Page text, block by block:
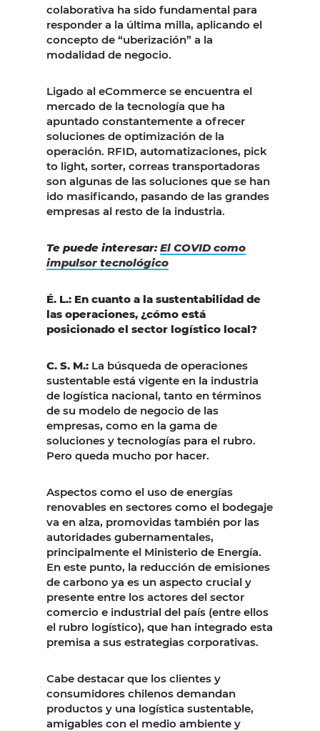
colaborativa ha sido fundamental para
responder a la última milla, aplicando el
concepto de “uberización” a la
modalidad de negocio.
Ligado al eCommerce se encuentra el
mercado de la tecnología que ha
apuntado constantemente a ofrecer
soluciones de optimización de la
operación. RFID, automatizaciones, pick
to light, sorter, correas transportadoras
son algunas de las soluciones que se han
ido masificando, pasando de las grandes
empresas al resto de la industria.
Te puede interesar:El COVID como
impulsor tecnológico
É. L.: En cuanto a la sustentabilidad de
las operaciones, ¿cómo está
posicionado el sector logístico local?
C. S. M.: La búsqueda de operaciones
sustentable está vigente en la industria
de logística nacional, tanto en términos
de su modelo de negocio de las
empresas, como en la gama de
soluciones y tecnologías para el rubro.
Pero queda mucho por hacer.
Aspectos como el uso de energías
renovables en sectores como el bodegaje
va en alza, promovidas también por las
autoridades gubernamentales,
principalmente el Ministerio de Energía.
En este punto, la reducción de emisiones
de carbono ya es un aspecto crucial y
presente entre los actores del sector
comercio e industrial del país (entre ellos
el rubro logístico), que han integrado esta
premisa a sus estrategias corporativas.
Cabe destacar que los clientes y
consumidores chilenos demandan
productos y una logística sustentable,
amigables con el medio ambiente y